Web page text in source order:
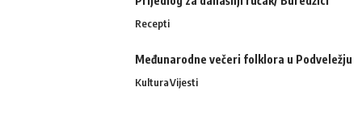
Recepti
Međunarodne večeri folklora u Podveležju
KulturaVijesti